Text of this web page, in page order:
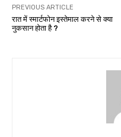
PREVIOUS ARTICLE
रात में स्मार्टफोन इस्तेमाल करने से क्या
नुकसान होता है ?